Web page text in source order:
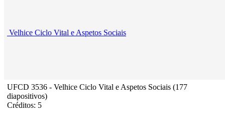
Velhice Ciclo Vital e Aspetos Sociais
UFCD 3536 - Velhice Ciclo Vital e Aspetos Sociais (177
diapositivos)
Créditos: 5